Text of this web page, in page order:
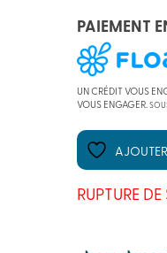
PAIEMENT
UN CRÉDIT VOUS
VOUS ENGAGER.
RUPTURE